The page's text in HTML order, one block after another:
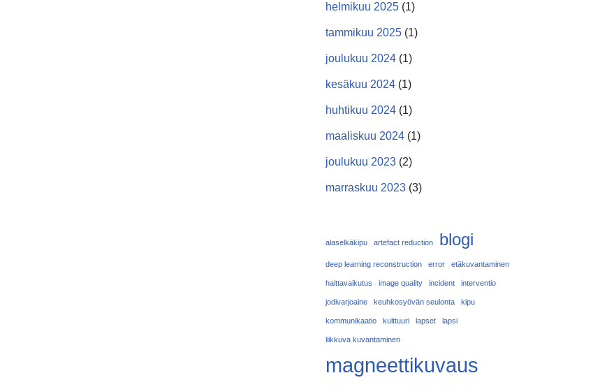
helmikuu 2025 (1)
tammikuu 2025 (1)
joulukuu 2024 (1)
kesäkuu 2024 (1)
huhtikuu 2024 (1)
maaliskuu 2024 (1)
joulukuu 2023 (2)
marraskuu 2023 (3)
alaselkäkipu artefact reduction blogi
deep learning reconstruction error etäkuvantaminen
haittavaikutus image quality incident interventio
jodivarjoaine keuhkosyövän seulonta kipu
kommunikaatio kulttuuri lapset lapsi
liikkuva kuvantaminen
magneettikuvaus